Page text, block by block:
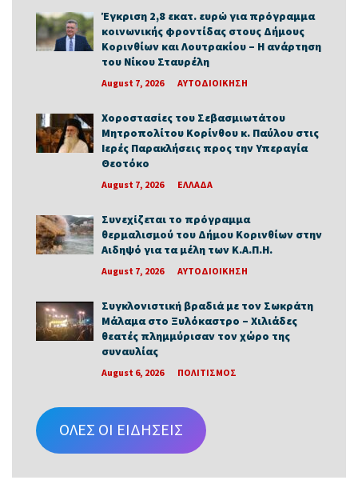
Έγκριση 2,8 εκατ. ευρώ για πρόγραμμα
κοινωνικής φροντίδας στους Δήμους
Κορινθίων και Λουτρακίου – Η ανάρτηση
του Νίκου Σταυρέλη
August 7, 2026 ΑΥΤΟΔΙΟΙΚΗΣΗ
Χοροστασίες του Σεβασμιωτάτου
Μητροπολίτου Κορίνθου κ. Παύλου στις
Ιερές Παρακλήσεις προς την Υπεραγία
Θεοτόκο
August 7, 2026 ΕΛΛΑΔΑ
Συνεχίζεται το πρόγραμμα
θερμαλισμού του Δήμου Κορινθίων στην
Αιδηψό για τα μέλη των Κ.Α.Π.Η.
August 7, 2026 ΑΥΤΟΔΙΟΙΚΗΣΗ
Συγκλονιστική βραδιά με τον Σωκράτη
Μάλαμα στο Ξυλόκαστρο – Χιλιάδες
θεατές πλημμύρισαν τον χώρο της
συναυλίας
August 6, 2026 ΠΟΛΙΤΙΣΜΟΣ
ΟΛΕΣ ΟΙ ΕΙΔΗΣΕΙΣ